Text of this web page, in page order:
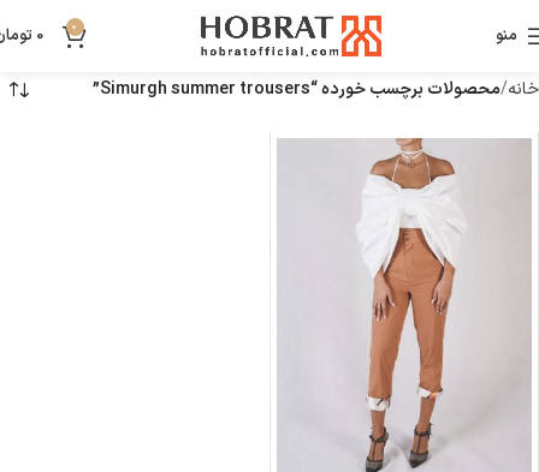
منو 0
0
خانه محصولات برچسب خورده “Simurgh summer trousers”